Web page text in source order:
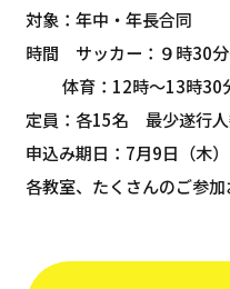
対象：年中・年長合同
時間 サッカー：９時30
体育：12時～13時30
定員：各15名 最少遂行
申込み期日：7月9日（木
各教室、たくさんのご参加